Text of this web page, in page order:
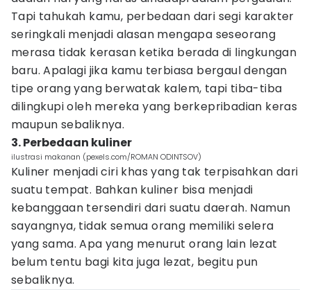
Tapi tahukah kamu, perbedaan dari segi karakter
seringkali menjadi alasan mengapa seseorang
merasa tidak kerasan ketika berada di lingkungan
baru. Apalagi jika kamu terbiasa bergaul dengan
tipe orang yang berwatak kalem, tapi tiba-tiba
dilingkupi oleh mereka yang berkepribadian keras
maupun sebaliknya.
3. Perbedaan kuliner
ilustrasi makanan (pexels.com/ROMAN ODINTSOV)
Kuliner menjadi ciri khas yang tak terpisahkan dari
suatu tempat. Bahkan kuliner bisa menjadi
kebanggaan tersendiri dari suatu daerah. Namun
sayangnya, tidak semua orang memiliki selera
yang sama. Apa yang menurut orang lain lezat
belum tentu bagi kita juga lezat, begitu pun
sebaliknya.